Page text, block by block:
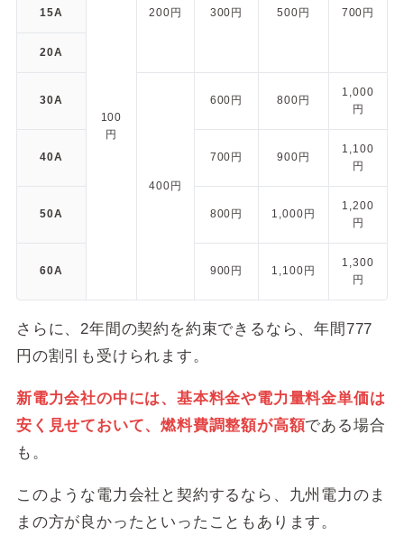
※ シミュレーション条件の詳細は
100
円
200円 300円 500円 700円
15A
20A
30A
400円
600円 800円
1,000
円
40A 700円 900円
1,100
円
50A 800円 1,000円
1,200
円
60A 900円 1,100円
1,300
円
さらに、2年間の契約を約束できるなら、年間777
円の割引も受けられます。
新電力会社の中には、基本料金や電力量料金単価は
安く見せておいて、燃料費調整額が高額である場合
も。
このような電力会社と契約するなら、九州電力のま
まの方が良かったといったこともあります。